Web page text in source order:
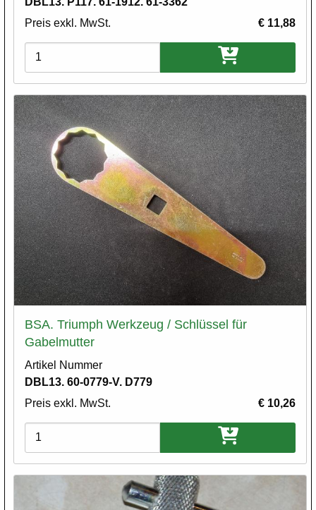
Preis exkl. MwSt.
€ 11,88
Varianten
BSA. Triumph Werkzeug / Schlüssel für
Gabelmutter
Artikel Nummer
DBL13. 60-0779-V. D779
Preis exkl. MwSt.
€ 10,26
Varianten